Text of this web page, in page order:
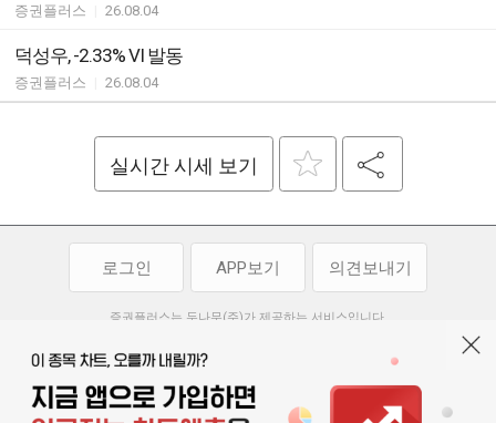
증권플러스 26.08.04
덕성우, -2.33% VI 발동
증권플러스 26.08.04
실시간 시세 보기
로그인 APP보기 의견보내기
증권플러스는 두나무(주)가 제공하는 서비스입니다.
투자 참고사항이며, 정보 제공 과정에서 오류나 지연이 발생할 수 있습니다.
두나무(주)는 제공된 정보에 의한 투자 결과에 대하여 법적인 책임을
부담하지 않습니다. 본 서비스에서 제공되는 정보의 무단 배포를 금합니다.
이용약관 | 청소년보호정책 개인정보처리방침